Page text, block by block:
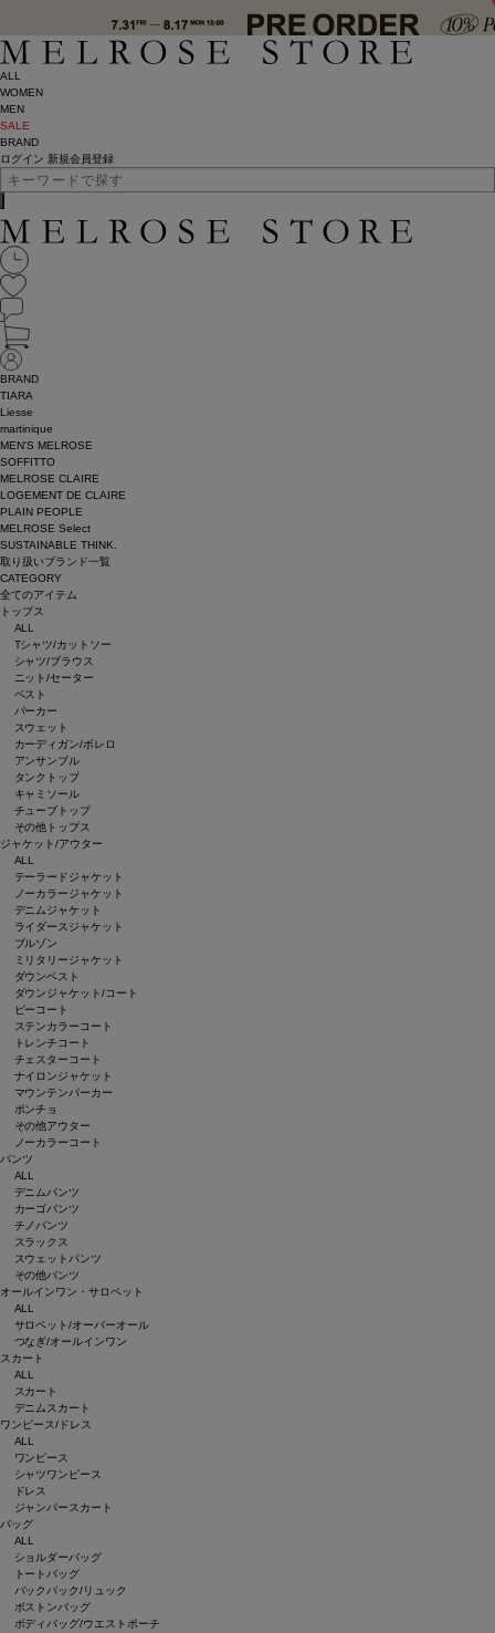
ALL
WOMEN
MEN
SALE
BRAND
ログイン 新規会員登録
BRAND
TIARA
Liesse
martinique
MEN'S MELROSE
SOFFITTO
MELROSE CLAIRE
LOGEMENT DE CLAIRE
PLAIN PEOPLE
MELROSE Select
SUSTAINABLE THINK.
取り扱いブランド一覧
CATEGORY
全てのアイテム
トップス
ALL
Tシャツ/カットソー
シャツ/ブラウス
ニット/セーター
ベスト
パーカー
スウェット
カーディガン/ボレロ
アンサンブル
タンクトップ
キャミソール
チューブトップ
その他トップス
ジャケット/アウター
ALL
テーラードジャケット
ノーカラージャケット
デニムジャケット
ライダースジャケット
ブルゾン
ミリタリージャケット
ダウンベスト
ダウンジャケット/コート
ピーコート
ステンカラーコート
トレンチコート
チェスターコート
ナイロンジャケット
マウンテンパーカー
ポンチョ
その他アウター
ノーカラーコート
パンツ
ALL
デニムパンツ
カーゴパンツ
チノパンツ
スラックス
スウェットパンツ
その他パンツ
オールインワン・サロペット
ALL
サロペット/オーバーオール
つなぎ/オールインワン
スカート
ALL
スカート
デニムスカート
ワンピース/ドレス
ALL
ワンピース
シャツワンピース
ドレス
ジャンパースカート
バッグ
ALL
ショルダーバッグ
トートバッグ
バックパック/リュック
ボストンバッグ
ボディバッグ/ウエストポーチ